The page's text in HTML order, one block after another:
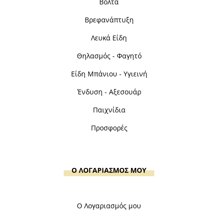
Βρεφανάπτυξη
Λευκά Είδη
Θηλασμός - Φαγητό
Είδη Μπάνιου - Υγιεινή
Ένδυση - Αξεσουάρ
Παιχνίδια
Προσφορές
Ο ΛΟΓΑΡΙΑΣΜΟΣ ΜΟΥ
Ο Λογαριασμός μου